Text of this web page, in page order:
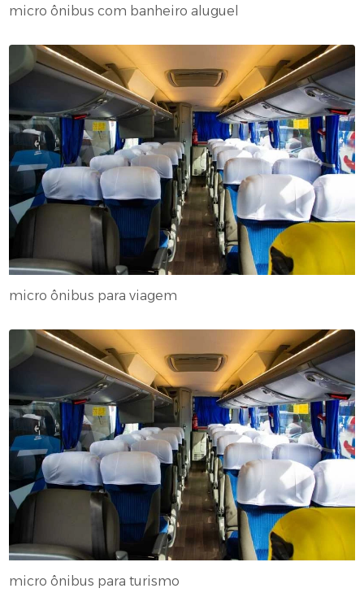
micro ônibus com banheiro aluguel
micro ônibus para viagem
micro ônibus para turismo